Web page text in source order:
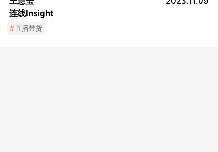
连线Insight
#直播带货